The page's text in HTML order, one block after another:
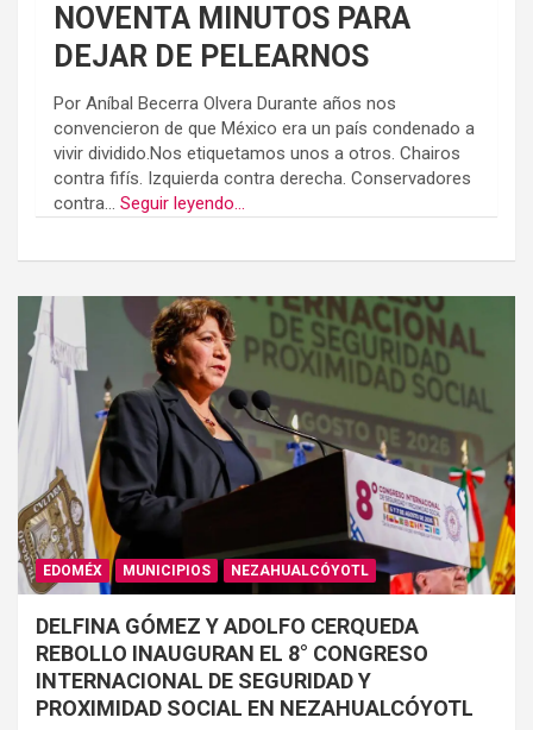
NOVENTA MINUTOS PARA
DEJAR DE PELEARNOS
Por Aníbal Becerra Olvera Durante años nos
convencieron de que México era un país condenado a
vivir dividido.Nos etiquetamos unos a otros. Chairos
contra fifís. Izquierda contra derecha. Conservadores
contra... Seguir leyendo...
EDOMÉX MUNICIPIOS NEZAHUALCÓYOTL
DELFINA GÓMEZ Y ADOLFO CERQUEDA
REBOLLO INAUGURAN EL 8° CONGRESO
INTERNACIONAL DE SEGURIDAD Y
PROXIMIDAD SOCIAL EN NEZAHUALCÓYOTL